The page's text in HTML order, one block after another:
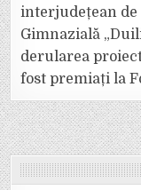
interjudețean de
Gimnazială
derularea
fost premiați la